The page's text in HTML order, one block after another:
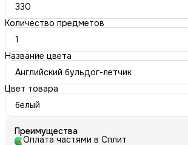
330
Количество предметов
1
Название цвета
Английский бульдог-летчик
Цвет товара
белый
Преимущества
Оплата частями в Сплит